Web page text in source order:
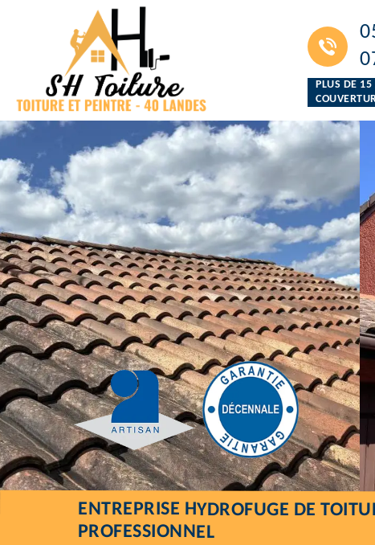
PLUS DE 15
ENTREPRISE HYDROFUGE DE
PROFESSIONNEL